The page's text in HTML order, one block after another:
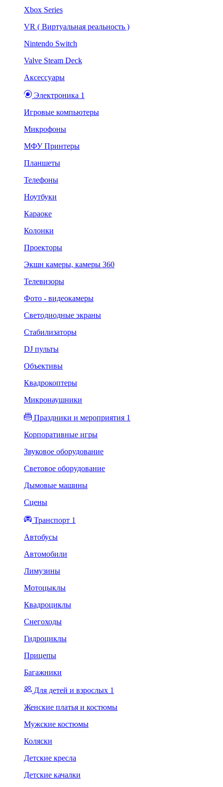
Xbox Series
VR ( Виртуальная реальность )
Nintendo Switch
Valve Steam Deck
Аксессуары
Электроника 1
Игровые компьютеры
Микрофоны
МФУ Принтеры
Планшеты
Телефоны
Ноутбуки
Караоке
Колонки
Проекторы
Экшн камеры, камеры 360
Телевизоры
Фото - видеокамеры
Светодиодные экраны
Стабилизаторы
DJ пульты
Объективы
Квадрокоптеры
Микронаушники
Праздники и мероприятия 1
Корпоративные игры
Звуковое оборудование
Световое оборудование
Дымовые машины
Сцены
Транспорт 1
Автобусы
Автомобили
Лимузины
Мотоцыклы
Квадроциклы
Снегоходы
Гидроциклы
Прицепы
Багажники
Для детей и взрослых 1
Женские платья и костюмы
Мужские костюмы
Коляски
Детские кресла
Детские качалки